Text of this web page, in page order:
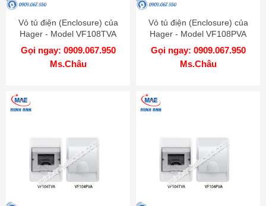
Vỏ tủ điện (Enclosure) của
Hager - Model VF108TVA
Gọi ngay: 0909.067.950
Ms.Châu
Vỏ tủ điện (Enclosure) của
Hager - Model VF108PVA
Gọi ngay: 0909.067.950
Ms.Châu